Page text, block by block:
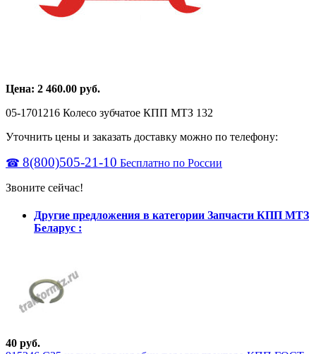
Цена: 2 460.00 руб.
05-1701216 Колесо зубчатое КПП МТЗ 132
Уточнить цены и заказать доставку можно по телефону:
☎ 8(800)505-21-10 Бесплатно по России
Звоните сейчас!
Другие предложения в категории Запчасти КПП МТЗ
Беларус :
40 руб.